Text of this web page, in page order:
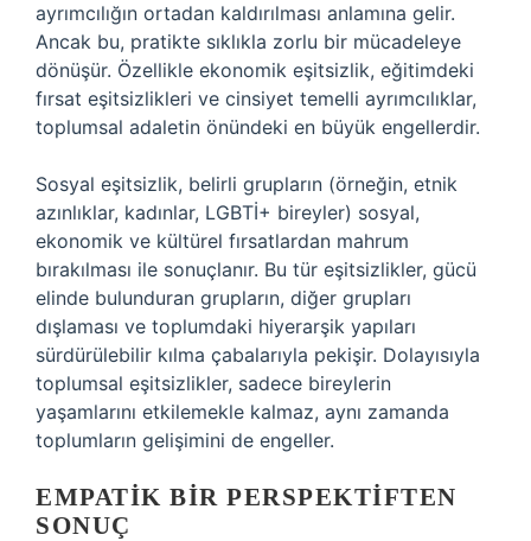
ayrımcılığın ortadan kaldırılması anlamına gelir.
Ancak bu, pratikte sıklıkla zorlu bir mücadeleye
dönüşür. Özellikle ekonomik eşitsizlik, eğitimdeki
fırsat eşitsizlikleri ve cinsiyet temelli ayrımcılıklar,
toplumsal adaletin önündeki en büyük engellerdir.
Sosyal eşitsizlik, belirli grupların (örneğin, etnik
azınlıklar, kadınlar, LGBTİ+ bireyler) sosyal,
ekonomik ve kültürel fırsatlardan mahrum
bırakılması ile sonuçlanır. Bu tür eşitsizlikler, gücü
elinde bulunduran grupların, diğer grupları
dışlaması ve toplumdaki hiyerarşik yapıları
sürdürülebilir kılma çabalarıyla pekişir. Dolayısıyla
toplumsal eşitsizlikler, sadece bireylerin
yaşamlarını etkilemekle kalmaz, aynı zamanda
toplumların gelişimini de engeller.
EMPATIK BIR PERSPEKTIFTEN
SONUÇ